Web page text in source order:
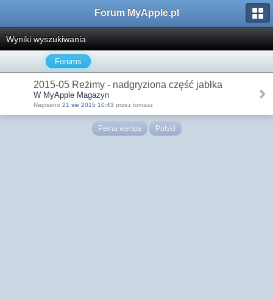
Forum MyApple.pl
Wyniki wyszukiwania
Forums
2015-05 Reżimy - nadgryziona część jabłka
W MyApple Magazyn
Napisano 21 sie 2015 10:43 przez tomasz
Pełna wersja Polski